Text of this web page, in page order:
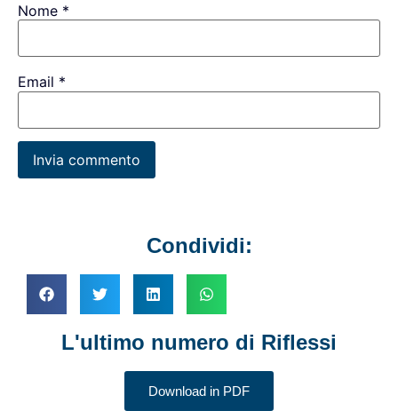
Nome *
Email *
Condividi:
L'ultimo numero di Riflessi
Download in PDF